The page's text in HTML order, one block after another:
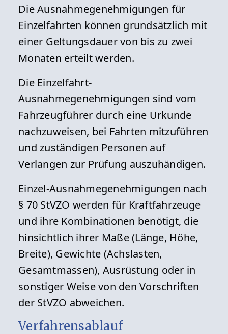
Die Ausnahmegenehmigungen für
Einzelfahrten können grundsätzlich mit
einer Geltungsdauer von bis zu zwei
Monaten erteilt werden.
Die Einzelfahrt-
Ausnahmegenehmigungen sind vom
Fahrzeugführer durch eine Urkunde
nachzuweisen, bei Fahrten mitzuführen
und zuständigen Personen auf
Verlangen zur Prüfung auszuhändigen.
Einzel-Ausnahmegenehmigungen nach
§ 70 StVZO werden für Kraftfahrzeuge
und ihre Kombinationen benötigt, die
hinsichtlich ihrer Maße (Länge, Höhe,
Breite), Gewichte (Achslasten,
Gesamtmassen), Ausrüstung oder in
sonstiger Weise von den Vorschriften
der StVZO abweichen.
Verfahrensablauf